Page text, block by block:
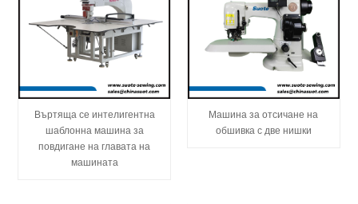
Въртяща се интелигентна
шаблонна машина за
повдигане на главата на
машината
Машина за отсичане на
обшивка с две нишки